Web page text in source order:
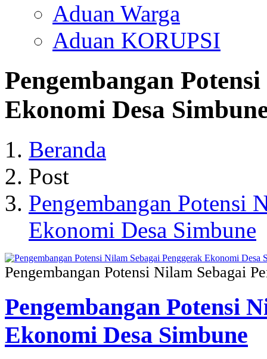
Aduan Warga
Aduan KORUPSI
Pengembangan
Ekonomi Desa
Beranda
Post
Pengembangan Potensi
Ekonomi Desa Simbune
Pengembangan Potensi Nilam Sebagai
Pengembangan Potensi
Ekonomi Desa Simbune